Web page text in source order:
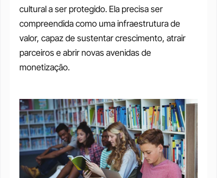
cultural a ser protegido. Ela precisa ser
compreendida como uma infraestrutura de
valor, capaz de sustentar crescimento, atrair
parceiros e abrir novas avenidas de
monetização.